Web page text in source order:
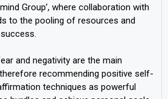
Group’, where collaboration with
to the pooling of resources and
and negativity are the main
recommending positive self-
techniques as powerful